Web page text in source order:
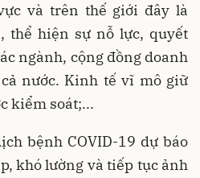
và trên thế giới đây là
thể hiện sự nỗ lực, quyết
ngành, cộng đồng doanh
nước. Kinh tế vĩ mô giữ
kiểm soát;...
bệnh COVID-19 dự báo
khó lường và tiếp tục ảnh